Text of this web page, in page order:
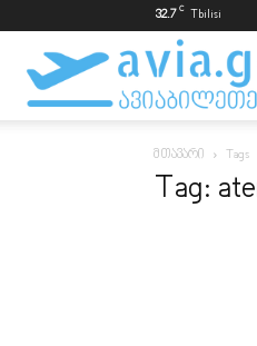
32.7 C Tbilisi
მთავარი Tags
Tag: